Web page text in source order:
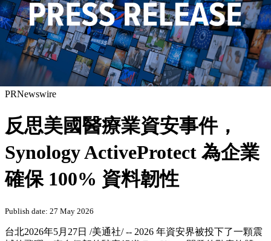
PRNewswire
反思美國醫療業資安事件，
Synology ActiveProtect 為企業
確保 100% 資料韌性
Publish date: 27 May 2026
台北2026年5月27日 /美通社/ -- 2026 年資安界被投下了一顆震